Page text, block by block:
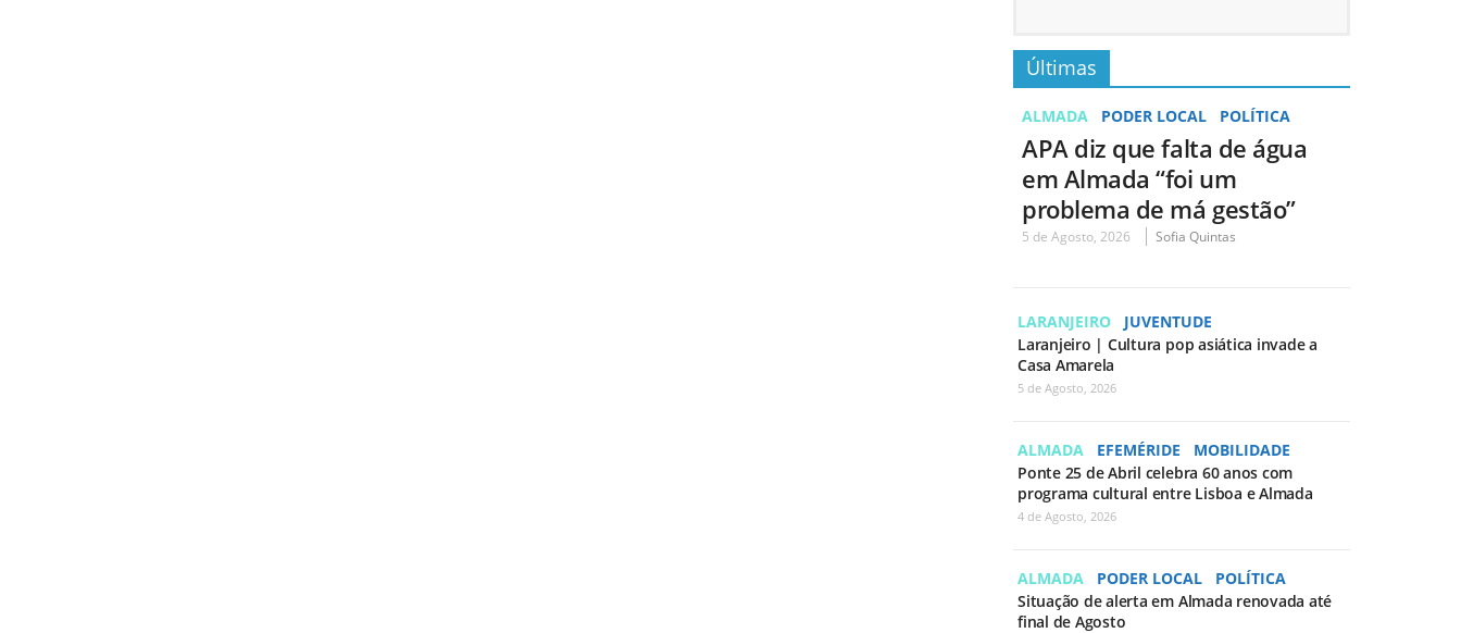
Últimas
ALMADA PODER LOCAL POLÍTICA
APA diz que falta de água
em Almada “foi um
problema de má gestão”
5 de Agosto, 2026 Sofia Quintas
LARANJEIRO
JUVENTUDE
Laranjeiro | Cultura pop asiática invade a
Casa Amarela
5 de Agosto, 2026
ALMADA EFEMÉRIDE
MOBILIDADE
Ponte 25 de Abril celebra 60 anos com
programa cultural entre Lisboa e Almada
4 de Agosto, 2026
ALMADA PODER LOCAL
POLÍTICA
Situação de alerta em Almada renovada até
final de Agosto